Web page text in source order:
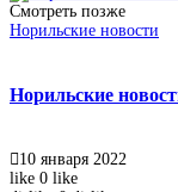
Смотреть позже
Норильские новости
Норильские
10 января 2022
like 0 like